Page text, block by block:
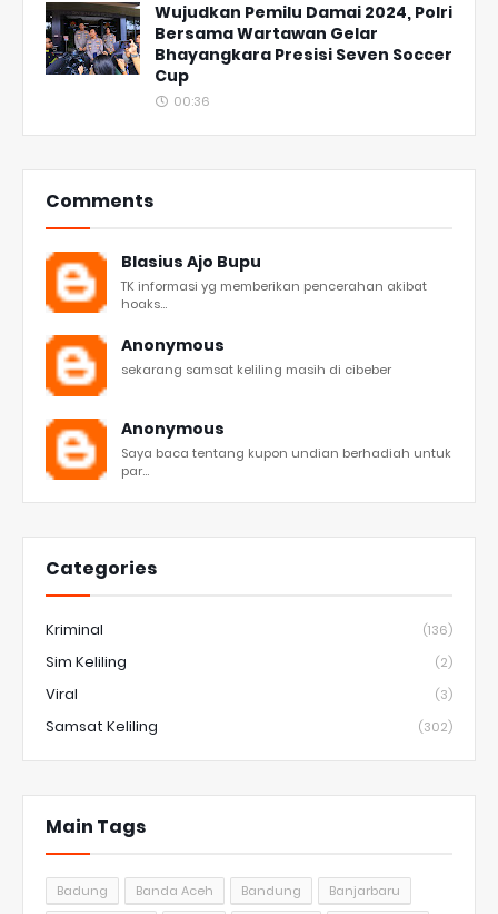
Wujudkan Pemilu Damai 2024, Polri
Bersama Wartawan Gelar
Bhayangkara Presisi Seven Soccer
Cup
00:36
Comments
Blasius Ajo Bupu
TK informasi yg memberikan pencerahan akibat
hoaks...
Anonymous
sekarang samsat keliling masih di cibeber
Anonymous
Saya baca tentang kupon undian berhadiah untuk
par...
Categories
Kriminal (136)
Sim Keliling (2)
Viral (3)
Samsat Keliling (302)
Main Tags
Badung Banda Aceh Bandung
Banjarbaru